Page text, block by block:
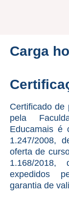
Carga
Certificado de
pela
Educamais é
1.247/2008,
oferta de
1.168/2018,
expedidos
garantia de